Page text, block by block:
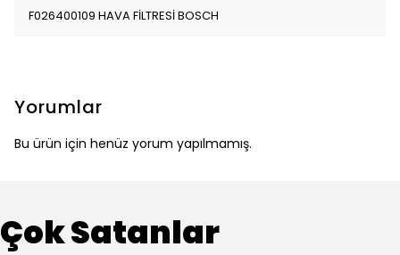
F026400109 HAVA FİLTRESİ BOSCH
Yorumlar
Bu ürün için henüz yorum yapılmamış.
Çok Satanlar